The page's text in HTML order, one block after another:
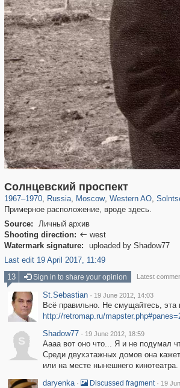
Солнцевский проспект
1967–1970, Russia
1,406,827 29,243
, Moscow
319,864 8,286
, Western AO
27,129 310
,
Примерное расположение, вроде здесь.
Source:
Личный архив
Shooting direction:  west
Watermark signature:
uploaded by Shadow77
Last edit 19 April 2017, 11:49
13
Sign in to share your opinion Latest
St.Sebastian · 19 June 2012, 14:03
Всё правильно. Не смущайтесь, эта
http://retromap.ru/
S
Shadow77 · 19 June 2012, 18:59
Аааа вот оно что... Я и не подумал
Среди двухэтажных домов она
или на месте нынешнего кинотеатра.
daryenka · Discussed fragment · 19